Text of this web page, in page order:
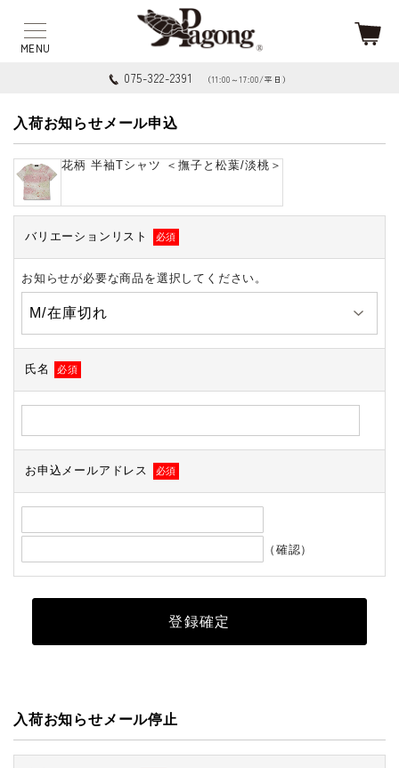
075-322-2391 （11:00～17:00/平日）
入荷お知らせメール申込
花柄 半袖Tシャツ ＜撫子と松葉/淡桃＞
バリエーションリスト 必須
お知らせが必要な商品を選択してください。
氏名 必須
お申込メールアドレス 必須
（確認）
入荷お知らせメール停止